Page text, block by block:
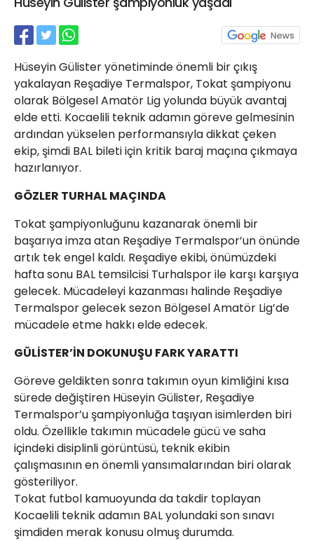
Hüseyin Gülister yönetiminde önemli bir çıkış
yakalayan Reşadiye Termalspor, Tokat şampiyonu
olarak Bölgesel Amatör Lig yolunda büyük avantaj
elde etti. Kocaelili teknik adamın göreve gelmesinin
ardından yükselen performansıyla dikkat çeken
ekip, şimdi BAL bileti için kritik baraj maçına çıkmaya
hazırlanıyor.
GÖZLER TURHAL MAÇINDA
Tokat şampiyonluğunu kazanarak önemli bir
başarıya imza atan Reşadiye Termalspor’un önünde
artık tek engel kaldı. Reşadiye ekibi, önümüzdeki
hafta sonu BAL temsilcisi Turhalspor ile karşı karşıya
gelecek. Mücadeleyi kazanması halinde Reşadiye
Termalspor gelecek sezon Bölgesel Amatör Lig’de
mücadele etme hakkı elde edecek.
GÜLİSTER’İN DOKUNUŞU FARK YARATTI
Göreve geldikten sonra takımın oyun kimliğini kısa
sürede değiştiren Hüseyin Gülister, Reşadiye
Termalspor’u şampiyonluğa taşıyan isimlerden biri
oldu. Özellikle takımın mücadele gücü ve saha
içindeki disiplinli görüntüsü, teknik ekibin
çalışmasının en önemli yansımalarından biri olarak
gösteriliyor.
Tokat futbol kamuoyunda da takdir toplayan
Kocaelili teknik adamın BAL yolundaki son sınavı
şimdiden merak konusu olmuş durumda.
21 Gölcük
02624132333